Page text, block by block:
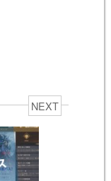
NEXT